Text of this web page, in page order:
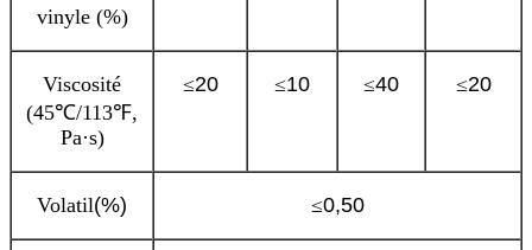
vinyle (%)
Viscosité
(45℃/113℉,
Pa·s)
≤20 ≤10 ≤40 ≤20
Volatil(%) ≤0,50